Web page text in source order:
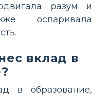
разум и
оспаривала
вклад в
в образование,